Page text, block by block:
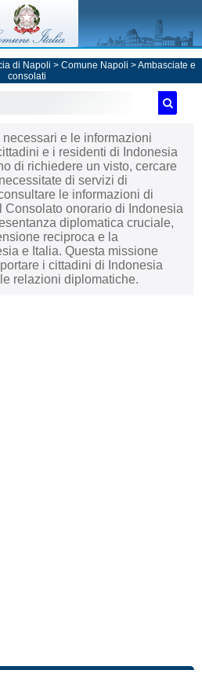
di Napoli > Comune Napoli >Ambasciate e
consolati
e le informazioni
e i residenti di Indonesia
di richiedere un visto, cercare
di servizi di
le informazioni di
Consolato onorario di Indonesia
diplomatica cruciale,
reciproca e la
e Italia. Questa missione
i cittadini di Indonesia
relazioni diplomatiche.